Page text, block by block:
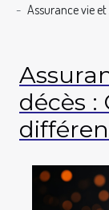
Assurance vie
décès :